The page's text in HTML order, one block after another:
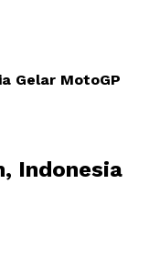
Gelar MotoGP
Indonesia